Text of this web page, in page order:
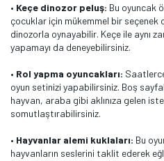
• Keçe dinozor peluş: Bu oyuncak
çocuklar için mükemmel bir seçenek
dinozorla oynayabilir. Keçe ile aynı
yapamayı da deneyebilirsiniz.
• Rol yapma oyuncakları:
oyun setinizi yapabilirsiniz. Boş
hayvan, araba gibi aklınıza gelen
somutlaştırabilirsiniz.
• Hayvanlar alemi kuklaları: Bu
hayvanların seslerini taklit ederek